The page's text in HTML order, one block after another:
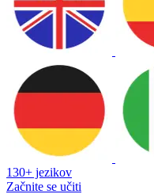
130+ jezikov
Začnite se učiti